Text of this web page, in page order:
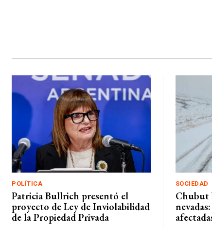
POLÍTICA
Patricia Bullrich presentó el
proyecto de Ley de Inviolabilidad
de la Propiedad Privada
SOCIEDAD
Chubut